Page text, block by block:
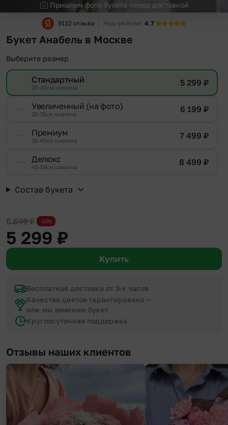
Пришлем фото букета перед доставкой
9132 отзыва Наш рейтинг 4.7
Букет Анабель в Москве
Выберите размер
Стандартный
20-30см ширина 5 299 ₽
Увеличенный (на фото)
25-35см ширина 6 199 ₽
Премиум
35-45см ширина 7 499 ₽
Делюкс
45-55см ширина 8 499 ₽
Состав букета
6 699₽ -20%
5 299 ₽
Купить
Бесплатная доставка от 3-х часов
Качество цветов гарантировано —
или мы заменим букет
Круглосуточная поддержка
Отзывы наших клиентов